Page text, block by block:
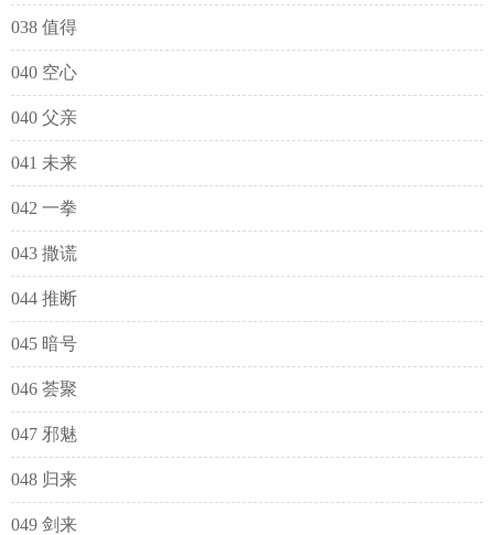
038 值得
040 空心
040 父亲
041 未来
042 一拳
043 撒谎
044 推断
045 暗号
046 荟聚
047 邪魅
048 归来
049 剑来